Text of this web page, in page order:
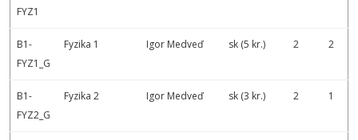
FYZ1
B1-
FYZ1_G
Fyzika 1 Igor Medveď sk (5 kr.) 2 2
B1-
FYZ2_G
Fyzika 2 Igor Medveď sk (3 kr.) 2 1